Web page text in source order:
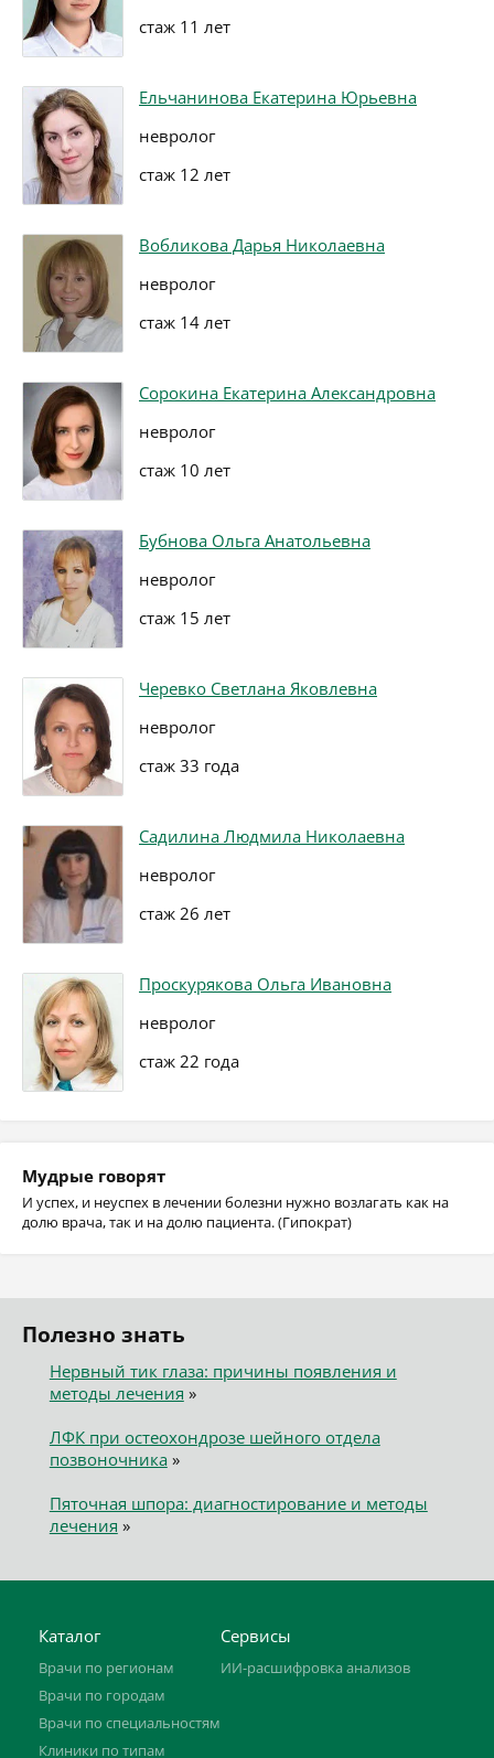
стаж 11 лет
Ельчанинова Екатерина Юрьевна
невролог
стаж 12 лет
Вобликова Дарья Николаевна
невролог
стаж 14 лет
Сорокина Екатерина Александровна
невролог
стаж 10 лет
Бубнова Ольга Анатольевна
невролог
стаж 15 лет
Черевко Светлана Яковлевна
невролог
стаж 33 года
Садилина Людмила Николаевна
невролог
стаж 26 лет
Проскурякова Ольга Ивановна
невролог
стаж 22 года
Мудрые говорят
И успех, и неуспех в лечении болезни нужно возлагать как на
долю врача, так и на долю пациента. (Гипократ)
Полезно знать
Нервный тик глаза: причины появления и
методы лечения »
ЛФК при остеохондрозе шейного отдела
позвоночника»
Пяточная шпора: диагностирование и методы
лечения »
Каталог
Врачи по регионам
Врачи по городам
Врачи по специальностям
Клиники по типам
Сервисы
ИИ-расшифровка анализов